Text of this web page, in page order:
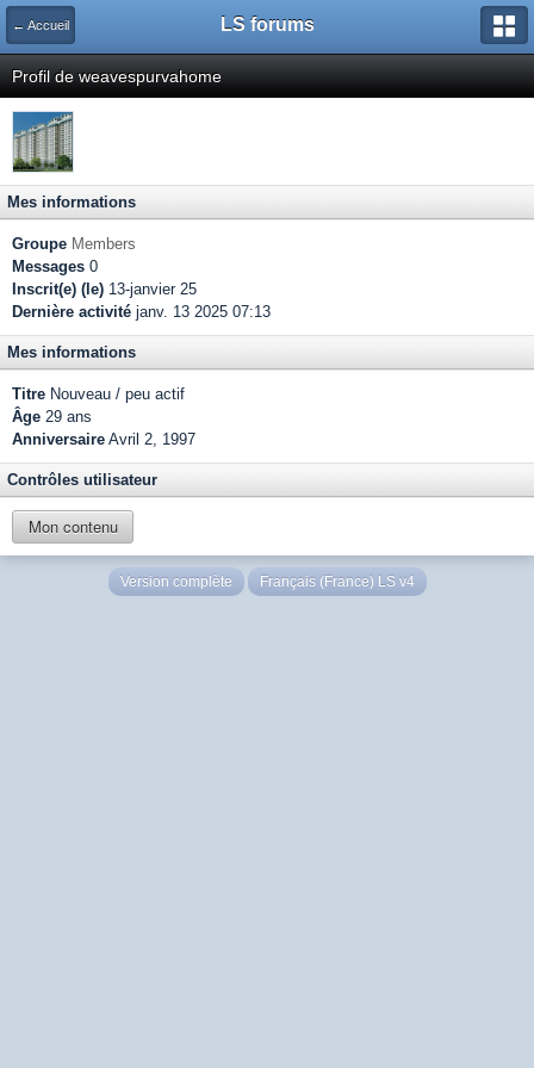
← Accueil LS forums
Profil de weavespurvahome
Mes informations
Groupe Members
Messages 0
Inscrit(e) (le) 13-janvier 25
Dernière activité janv. 13 2025 07:13
Mes informations
Titre Nouveau / peu actif
Âge 29 ans
Anniversaire Avril 2, 1997
Contrôles utilisateur
Mon contenu
Version complète Français (France) LS v4